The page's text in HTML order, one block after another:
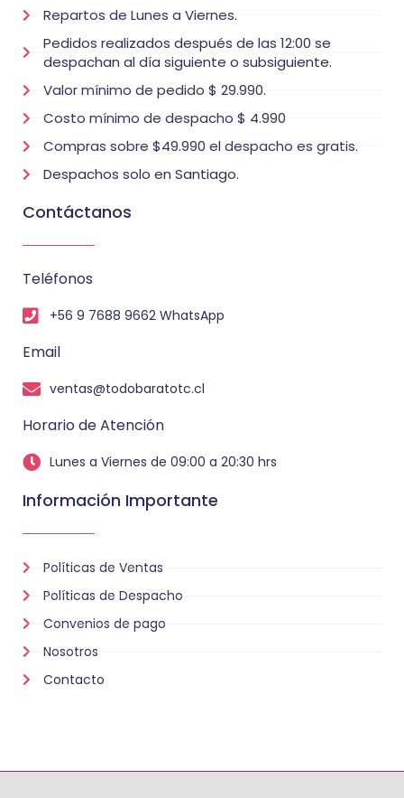
Repartos de Lunes a Viernes.
Pedidos realizados después de las 12:00 se
despachan al día siguiente o subsiguiente.
Valor mínimo de pedido $ 29.990.
Costo mínimo de despacho $ 4.990
Compras sobre $49.990 el despacho es gratis.
Despachos solo en Santiago.
Contáctanos
Teléfonos
+56 9 7688 9662 WhatsApp
Email
ventas@todobaratotc.cl
Horario de Atención
Lunes a Viernes de 09:00 a 20:30 hrs
Información Importante
Políticas de Ventas
Políticas de Despacho
Convenios de pago
Nosotros
Contacto